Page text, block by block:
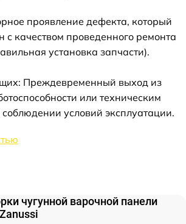
проявление дефекта, который
с качеством проведенного ремонта
установка запчасти).
Преждевременный выход из
или техническим
условий эксплуатации.
чугунной варочной панели